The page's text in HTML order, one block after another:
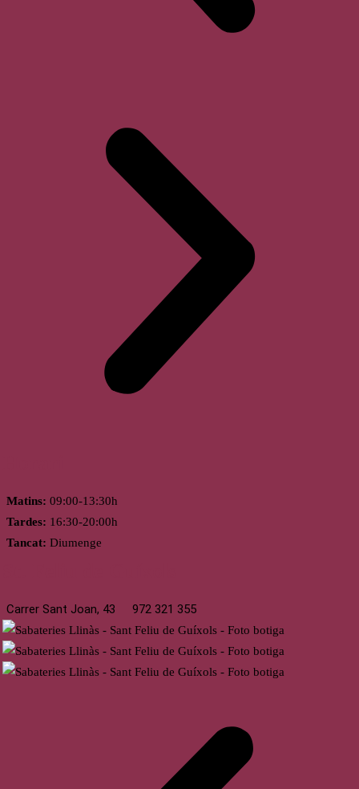
Matins: 09:00-13:30h
Tardes: 16:30-20:00h
Tancat: Diumenge
Carrer Sant Joan, 43 972 321 355